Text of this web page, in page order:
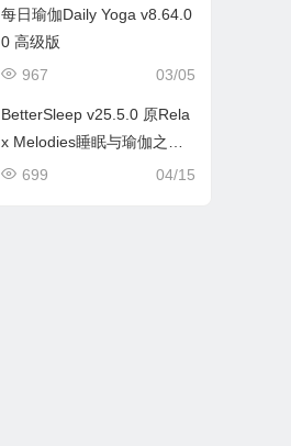
每日瑜伽Daily Yoga v8.64.0
0 高级版
03/05
967
BetterSleep v25.5.0 原Rela
x Melodies睡眠与瑜伽之
声，解锁高级版
04/15
699